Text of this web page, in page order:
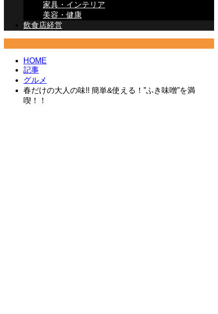
家具・インテリア
美容・健康
飲食店経営
HOME
記事
グルメ
春だけの大人の味!! 簡単&使える！”ふき味噌”を満
喫！！